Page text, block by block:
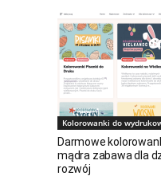
Kolorowanki do
Darmowe
mądra zabawa dla
rozwój